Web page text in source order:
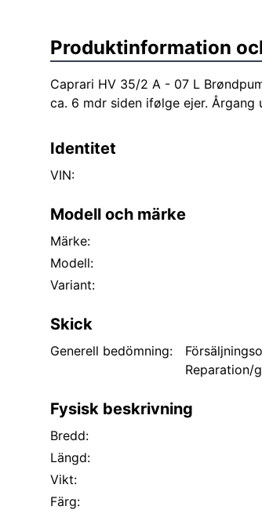
Produktinformation
Caprari HV 35/2 A - 07 L
ca. 6 mdr siden ifølge ejer. Årgang
Identitet
VIN:
Modell och märke
Märke:
Modell:
Variant:
Skick
Generell bedömning:
Reparation/
Fysisk beskrivning
Bredd:
Längd:
Vikt:
Färg: